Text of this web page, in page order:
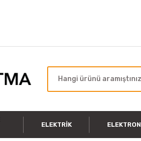
ELEKTRIK